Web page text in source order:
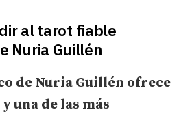
al tarot fiable
Nuria Guillén
de Nuria Guillén ofrece
una de las más